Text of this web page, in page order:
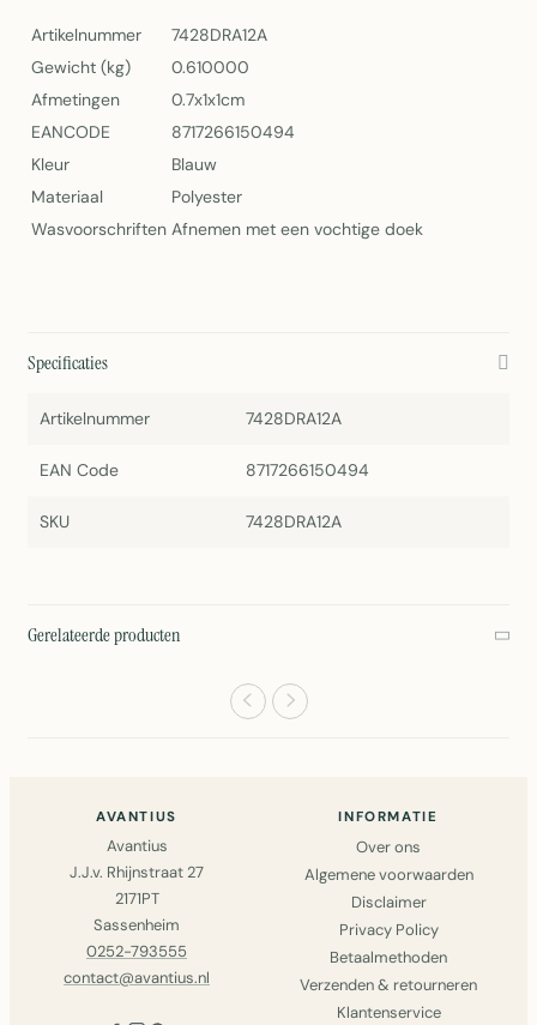
Artikelnummer
7428DRA12A
Gewicht (kg)
0.610000
Afmetingen
0.7x1x1cm
EANCODE
8717266150494
Kleur
Blauw
Materiaal
Polyester
Wasvoorschriften Afnemen met een vochtige doek
Specificaties
Artikelnummer 7428DRA12A
EAN Code 8717266150494
SKU 7428DRA12A
Gerelateerde producten
AVANTIUS
Avantius
J.J.v. Rhijnstraat 27
2171PT
Sassenheim
0252-793555
contact@avantius.nl
INFORMATIE
Over ons
Algemene voorwaarden
Disclaimer
Privacy Policy
Betaalmethoden
Verzenden & retourneren
Klantenservice